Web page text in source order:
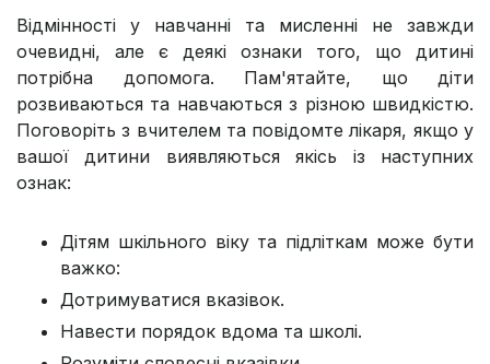
Відмінності у навчанні та мисленні не завжди
очевидні, але є деякі ознаки того, що дитині
потрібна допомога. Пам'ятайте, що діти
розвиваються та навчаються з різною швидкістю.
Поговоріть з вчителем та повідомте лікаря, якщо у
вашої дитини виявляються якісь із наступних
ознак:
Дітям шкільного віку та підліткам може бути
важко:
Дотримуватися вказівок.
Навести порядок вдома та школі.